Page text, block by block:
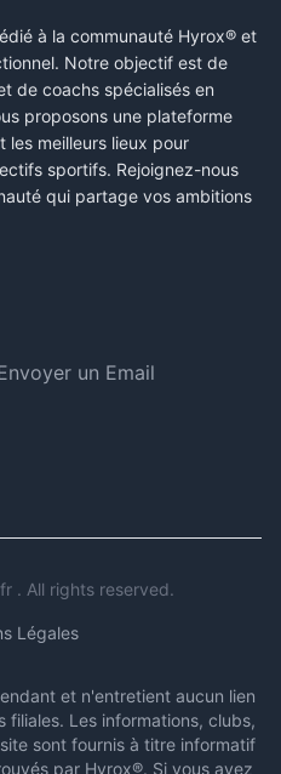
à la communauté Hyrox® et
Notre objectif est de
de coachs spécialisés en
proposons une plateforme
les meilleurs lieux pour
sportifs. Rejoignez-nous
qui partage vos ambitions
un Email
. All rights reserved.
Légales
et n'entretient aucun lien
filiales. Les informations, clubs,
sont fournis à titre informatif
par Hyrox®. Si vous avez